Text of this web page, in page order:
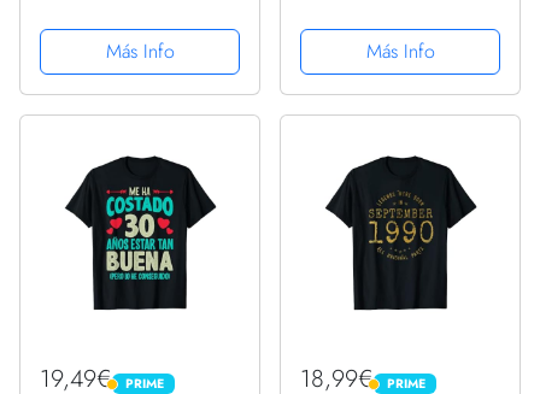
Más Info
Más Info
19,49€ PRIME
PRIME 18,99€ PRIME
PRIME